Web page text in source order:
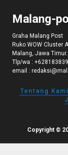
Malang-
Graha Malang Post
Ruko WOW Cluster
Malang, Jawa Timur.
Tlp/wa :
email :
Tentang Kami
Copyright ©